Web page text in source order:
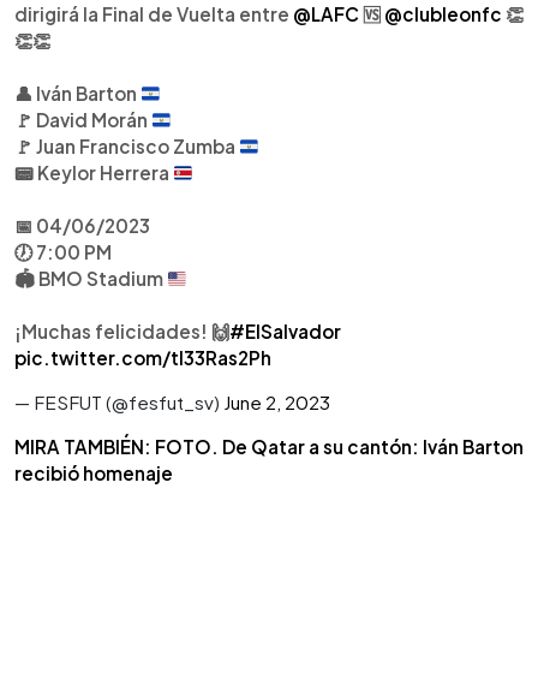
dirigirá la Final de Vuelta entre @LAFC 🆚 @clubleonfc 👏
👏👏
👤 Iván Barton
🚩 David Morán
🚩 Juan Francisco Zumba
📟 Keylor Herrera
📅 04/06/2023
🕖 7:00 PM
🏟 BMO Stadium
¡Muchas felicidades! 🙌#ElSalvador
pic.twitter.com/tI33Ras2Ph
— FESFUT (@fesfut_sv) June 2, 2023
MIRA TAMBIÉN: FOTO. De Qatar a su cantón: Iván Barton
recibió homenaje